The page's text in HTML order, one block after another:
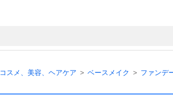
コスメ、美容、ヘアケア ベースメイク ファンデ